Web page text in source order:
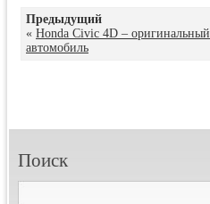
Предыдущий
« Honda Civic 4D – оригинальный
автомобиль
Поиск